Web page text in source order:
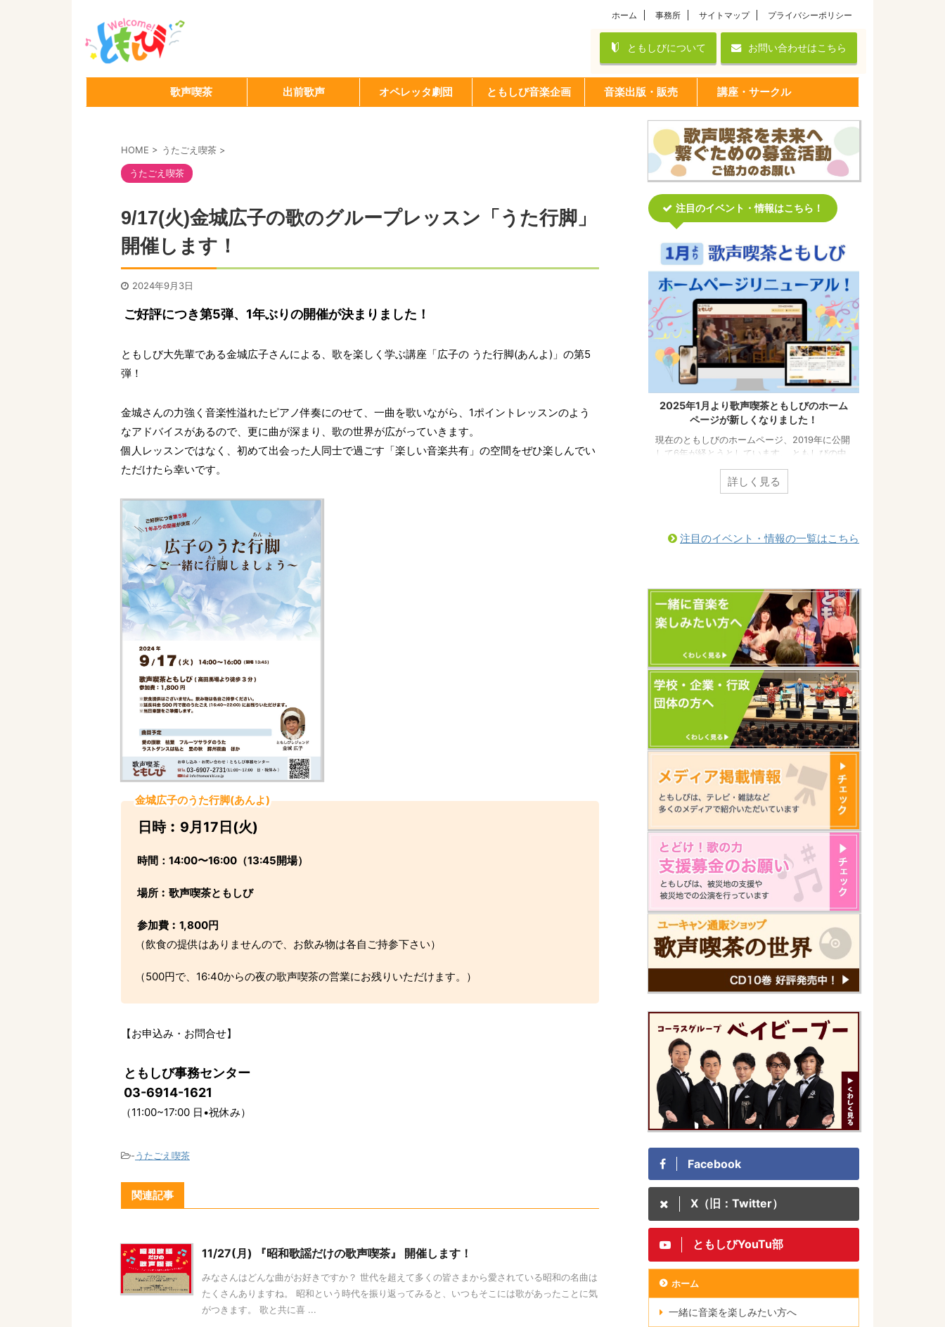
ホーム 事務所 サイトマップ プライバシーポリシー
ともしびについて お問い合わせはこちら
歌声喫茶 出前歌声 オペレッタ劇団 ともしび音楽企画 音楽出版・販売 講座・サークル
HOME > うたごえ喫茶 >
うたごえ喫茶
9/17(火)金城広子の歌のグループレッスン「うた行脚」
開催します！
2024年9月3日
ご好評につき第5弾、1年ぶりの開催が決まりました！
ともしび大先輩である金城広子さんによる、歌を楽しく学ぶ講座「広子の うた行脚(あんよ)」の第5
弾！
金城さんの力強く音楽性溢れたピアノ伴奏にのせて、一曲を歌いながら、1ポイントレッスンのよう
なアドバイスがあるので、更に曲が深まり、歌の世界が広がっていきます。
個人レッスンではなく、初めて出会った人同士で過ごす「楽しい音楽共有」の空間をぜひ楽しんでい
ただけたら幸いです。
金城広子のうた行脚(あんよ)
日時︰9月17日(火)
時間：14:00〜16:00（13:45開場）
場所︰歌声喫茶ともしび
参加費︰1,800円
（飲食の提供はありませんので、お飲み物は各自ご持参下さい）
（500円で、16:40からの夜の歌声喫茶の営業にお残りいただけます。）
【お申込み・お問合せ】
ともしび事務センター
03-6914-1621
（11:00~17:00 日•祝休み）
-うたごえ喫茶
関連記事
11/27(月) 『昭和歌謡だけの歌声喫茶』 開催します！
みなさんはどんな曲がお好きですか？ 世代を超えて多くの皆さまから愛されている昭和の名曲は
たくさんありますね。 昭和という時代を振り返ってみると、いつもそこには歌があったことに気
がつきます。 歌と共に喜 ...
注目のイベント・情報はこちら！
2025年1月より歌声喫茶ともしびのホーム
ページが新しくなりました！
現在のともしびのホームページ、2019年に公開
して6年が経とうとしています。 ともしびの中
にわかりやすくお届けするために、ホームペー
ジのリニューアルを行いました！ こちらからぜ
https://tomoshibi.co.jp/utagoekissa/ また、
今後のともしびの最新情報はすべて、歌声喫茶
ル」を設置しました。 ...
詳しく見る
注目のイベント・情報の一覧はこちら
Facebook
X（旧：Twitter）
ともしびYouTu部
ホーム
一緒に音楽を楽しみたい方へ